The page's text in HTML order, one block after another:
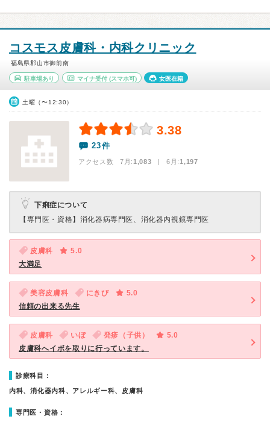
コスモス皮膚科・内科クリニック
福島県郡山市御前南
駐車場あり マイナ受付(スマホ可) 女医在籍
土曜（〜12:30）
3.38
23件
アクセス数 7月:1,083 | 6月:1,197
下痢症について
【専門医・資格】 消化器病専門医、消化器内視鏡専門医
皮膚科
5.0
大満足
美容皮膚科 にきび
5.0
信頼の出来る先生
皮膚科 いぼ 発疹（子供）
5.0
皮膚科へイボを取りに行っています。
診療科目：
内科、消化器内科、アレルギー科、皮膚科
専門医・資格：